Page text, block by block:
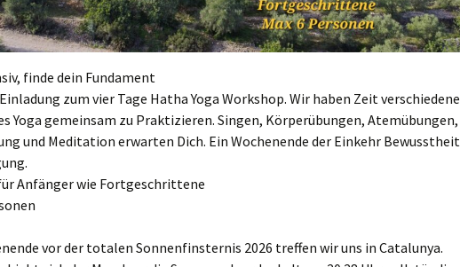
finde dein Fundament
zum vier Tage Hatha Yoga Workshop. Wir haben Zeit verschiedene
Yoga gemeinsam zu Praktizieren. Singen, Körperübungen, Atemübungen,
und Meditation erwarten Dich. Ein Wochenende der Einkehr Bewusstheit
Anfänger wie Fortgeschrittene
vor der totalen Sonnenfinsternis 2026 treffen wir uns in Catalunya.